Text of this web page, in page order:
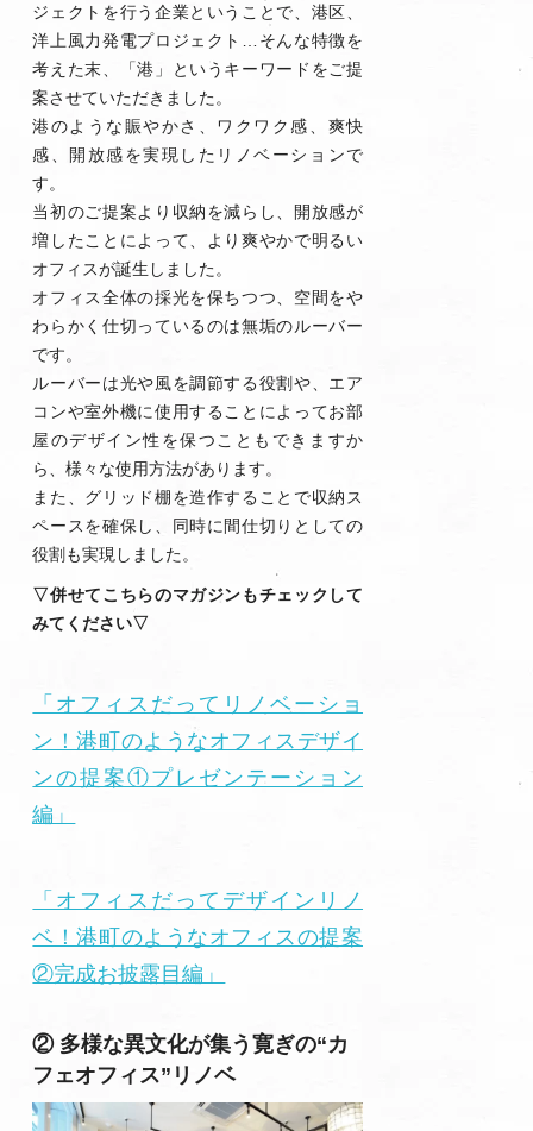
ジェクトを行う企業ということで、港区、
洋上風力発電プロジェクト…そんな特徴を
考えた末、「港」というキーワードをご提
案させていただきました。
港のような賑やかさ、ワクワク感、爽快
感、開放感を実現したリノベーションで
す。
当初のご提案より収納を減らし、開放感が
増したことによって、より爽やかで明るい
オフィスが誕生しました。
オフィス全体の採光を保ちつつ、空間をや
わらかく仕切っているのは無垢のルーバー
です。
ルーバーは光や風を調節する役割や、エア
コンや室外機に使用することによってお部
屋のデザイン性を保つこともできますか
ら、様々な使用方法があります。
また、グリッド棚を造作することで収納ス
ペースを確保し、同時に間仕切りとしての
役割も実現しました。
▽併せてこちらのマガジンもチェックして
みてください▽
「オフィスだってリノベーショ
ン！港町のようなオフィスデザイ
ンの提案①プレゼンテーション
編」
「オフィスだってデザインリノ
ベ！港町のようなオフィスの提案
②完成お披露目編」
② 多様な異文化が集う寛ぎの“カ
フェオフィス”リノベ